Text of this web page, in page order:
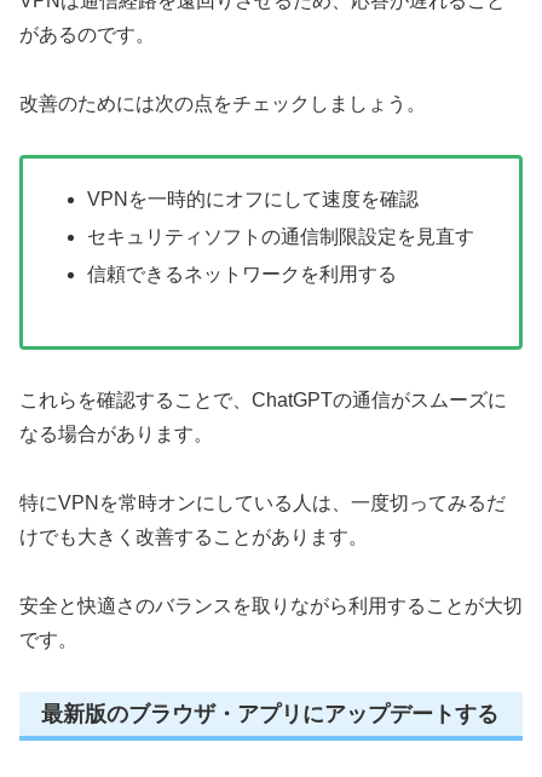
があるのです。
改善のためには次の点をチェックしましょう。
VPNを一時的にオフにして速度を確認
セキュリティソフトの通信制限設定を見直す
信頼できるネットワークを利用する
これらを確認することで、ChatGPTの通信がスムーズに
なる場合があります。
特にVPNを常時オンにしている人は、一度切ってみるだ
けでも大きく改善することがあります。
安全と快適さのバランスを取りながら利用することが大切
です。
最新版のブラウザ・アプリにアップデートする